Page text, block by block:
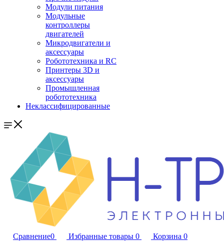
Модули питания
Модульные
контроллеры
двигателей
Микродвигатели и
аксессуары
Робототехника и RC
Принтеры 3D и
аксессуары
Промышленная
робототехника
Неклассифицированные
Сравнение0 Избранные товары 0 Корзина 0